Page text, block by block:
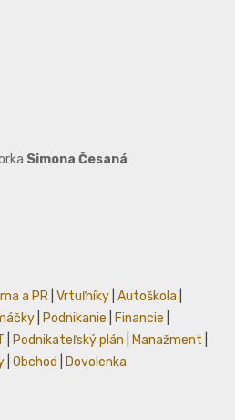
Simona Česaná
a PR Vrtuľníky Autoškola
Podnikanie Financie
Podnikateľský plán Manažment
Obchod Dovolenka